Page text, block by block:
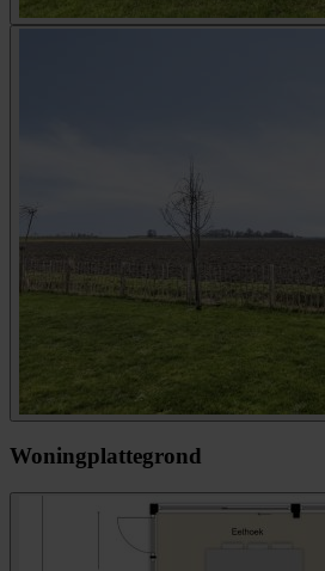
Woningplattegrond